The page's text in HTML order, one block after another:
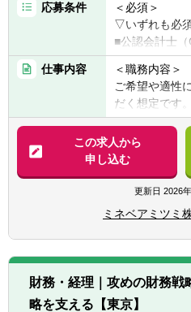
プアップ。出
ダイレクトに
【募集背景】
「バックオフ
く、「不動産
の成長を支え
リードする
東証プライム
兆円を突破し
るオープンハ
ードで「不動
めています。
この急速なグ
応募条件
＜必須＞
▽いずれも必
■公認会計士
表科目の合格
■監査法人に
する方
■下記いずれ
・IFRS
・M&Aにおけ
・企業価値評
・アドバイザ
＜歓迎＞
仕事内容
＜職務内容＞
ご希望や適性
だく想定です。
―決算業務（
―税務申告関連
―企業買収にか
―各種プロジ
＜募集背景＞
売上2.5兆円へ
収や海外展開
成長を支える
フを募集して
この求人から
申し込む
更新日 2026
ミネベアミツミ
財務・経理｜攻めの財務戦
略を支える【東京】